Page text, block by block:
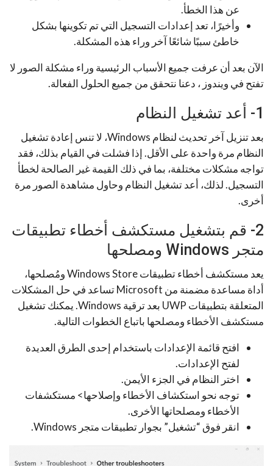
عن هذا الخطأ.
وأخيرًا، تعد إعدادات التسجيل التي تم تكوينها بشكل
خاطئ سببًا شائعًا آخر وراء هذه المشكلة.
الآن بعد أن عرفت جميع الأسباب الرئيسية وراء مشكلة الصور لا
تفتح في ويندوز ، دعنا نتحقق من جميع الحلول الفعالة.
1- أعد تشغيل النظام
بعد تنزيل آخر تحديث لنظام Windows، لا تنس إعادة تشغيل
النظام مرة واحدة على الأقل. إذا فشلت في القيام بذلك، فقد
تواجه مشكلات مختلفة، بما في ذلك القيمة غير الصالحة لخطأ
التسجيل. لذلك، أعد تشغيل النظام وحاول مشاهدة الصور مرة
أخرى.
2- قم بتشغيل مستكشف أخطاء تطبيقات
متجر Windows ومصلحها
يعد مستكشف أخطاء تطبيقات Windows Store ومُصلحها،
أداة مساعدة مضمنة من Microsoft تساعد في حل المشكلات
المتعلقة بتطبيقات UWP بعد ترقية Windows. يمكنك تشغيل
مستكشف الأخطاء ومصلحها باتباع الخطوات التالية.
افتح قائمة الإعدادات باستخدام إحدى الطرق العديدة
لفتح الإعدادات.
اختر النظام في الجزء الأيمن.
توجه نحو استكشاف الأخطاء وإصلاحها> مستكشفات
الأخطاء ومصلحاتها الأخرى.
انقر فوق “تشغيل” بجوار تطبيقات متجر Windows.